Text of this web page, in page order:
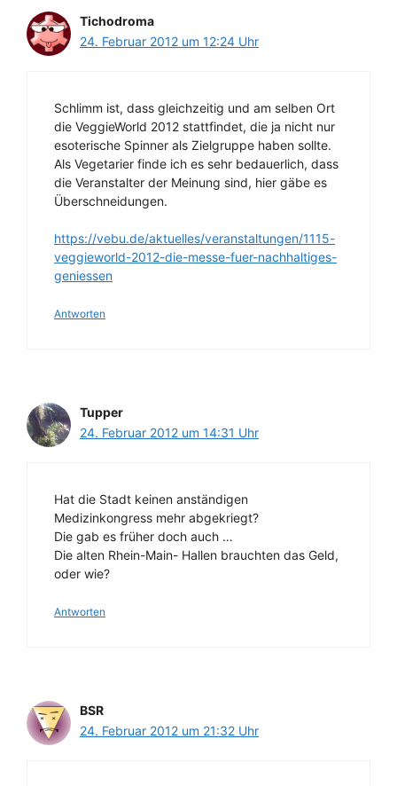
Tichodroma
24. Februar 2012 um 12:24 Uhr
Schlimm ist, dass gleichzeitig und am selben Ort
die VeggieWorld 2012 stattfindet, die ja nicht nur
esoterische Spinner als Zielgruppe haben sollte.
Als Vegetarier finde ich es sehr bedauerlich, dass
die Veranstalter der Meinung sind, hier gäbe es
Überschneidungen.
https://vebu.de/aktuelles/veranstaltungen/1115-
veggieworld-2012-die-messe-fuer-nachhaltiges-
geniessen
Antworten
Tupper
24. Februar 2012 um 14:31 Uhr
Hat die Stadt keinen anständigen
Medizinkongress mehr abgekriegt?
Die gab es früher doch auch …
Die alten Rhein-Main- Hallen brauchten das Geld,
oder wie?
Antworten
BSR
24. Februar 2012 um 21:32 Uhr